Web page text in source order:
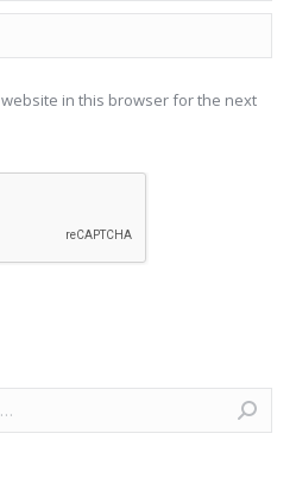
in this browser for the next